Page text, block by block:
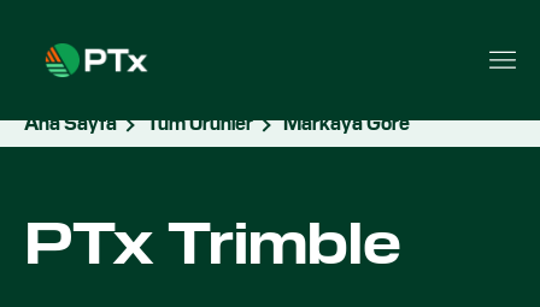
Ana Sayfa Tüm Ürünler Markaya Göre
PTx Trimble